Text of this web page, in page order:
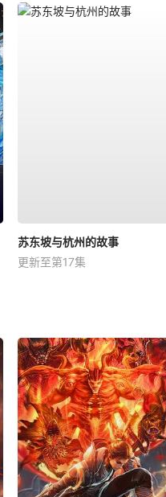
苏东坡与杭州的故事
更新至第17集